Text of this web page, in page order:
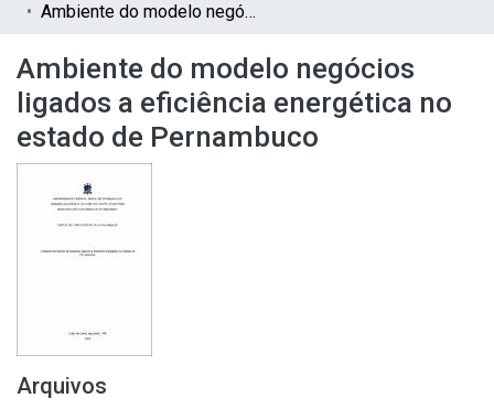
Ambiente do modelo negócios ligados a eficiência energética no estado de Pernambuco
Ambiente do modelo negócios
ligados a eficiência energética no
estado de Pernambuco
Arquivos